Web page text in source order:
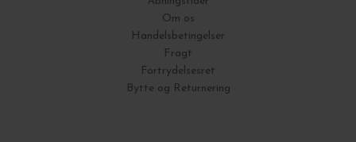
Om os
Handelsbetingelser
Fragt
Fortrydelsesret
Bytte og Returnering